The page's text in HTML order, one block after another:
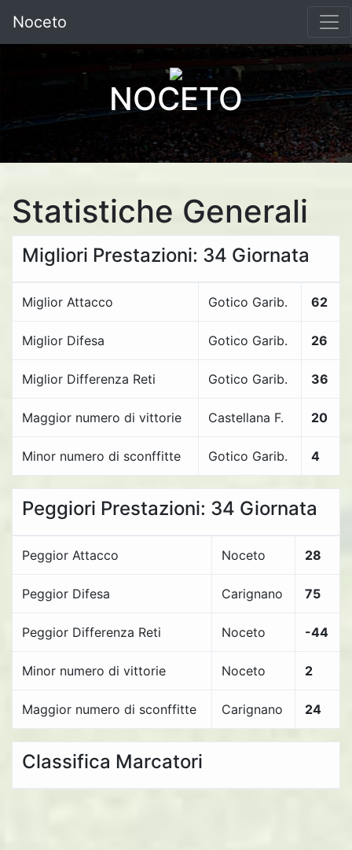
Noceto
NOCETO
Statistiche Generali
Migliori Prestazioni: 34 Giornata
Miglior Attacco Gotico Garib. 62
Miglior Difesa Gotico Garib. 26
Miglior Differenza Reti Gotico Garib. 36
Maggior numero di vittorie Castellana F. 20
Minor numero di sconffitte Gotico Garib. 4
Peggiori Prestazioni: 34 Giornata
Peggior Attacco Noceto 28
Peggior Difesa Carignano 75
Peggior Differenza Reti Noceto -44
Minor numero di vittorie Noceto 2
Maggior numero di sconffitte Carignano 24
Classifica Marcatori